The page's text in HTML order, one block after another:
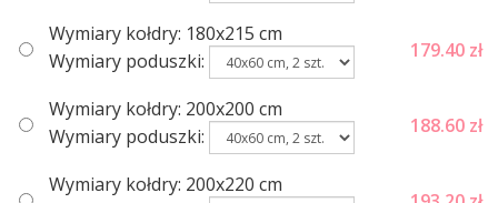
Wymiary kołdry: 180x215 cm
Wymiary poduszki:
179.40 zł
Wymiary kołdry: 200x200 cm
Wymiary poduszki:
188.60 zł
Wymiary kołdry: 200x220 cm